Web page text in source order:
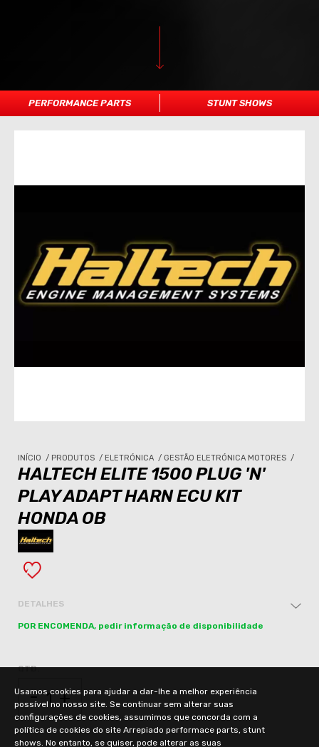
PERFORMANCE PARTS STUNT SHOWS
INÍCIO / PRODUTOS / ELETRÓNICA / GESTÃO ELETRÓNICA MOTORES /
HALTECH ELITE 1500 PLUG 'N'
PLAY ADAPT HARN ECU KIT
HONDA OB
DETALHES
POR ENCOMENDA, pedir informação de disponibilidade
QTD.
- +
Usamos cookies para ajudar a dar-lhe a melhor experiência
possível no nosso site. Se continuar sem alterar suas
configurações de cookies, assumimos que concorda com a
política de cookies do site Arrepiado performace parts, stunt
shows. No entanto, se quiser, pode alterar as suas